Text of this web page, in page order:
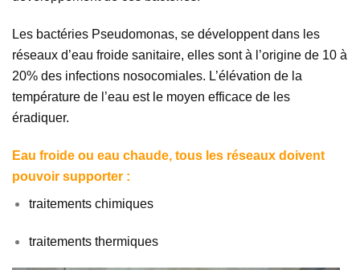
Les bactéries Pseudomonas, se développent dans les
réseaux d’eau froide sanitaire, elles sont à l’origine de 10 à
20% des infections nosocomiales. L’élévation de la
température de l’eau est le moyen efficace de les
éradiquer.
Eau froide ou eau chaude, tous les réseaux doivent
pouvoir supporter :
traitements chimiques
traitements thermiques